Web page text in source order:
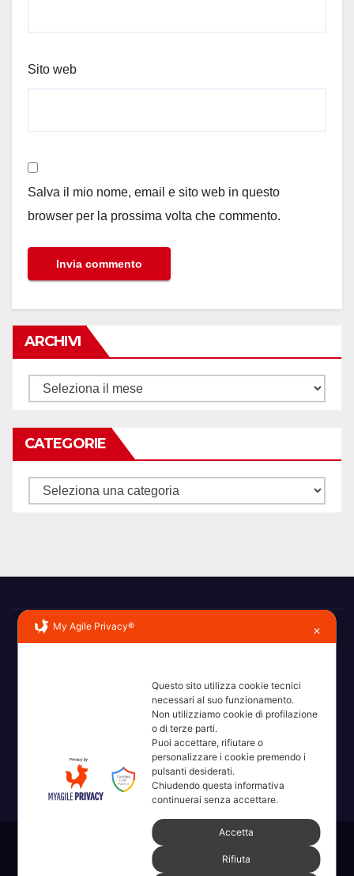
Sito web
Salva il mio nome, email e sito web in questo
browser per la prossima volta che commento.
ARCHIVI
Archivi
CATEGORIE
Categorie
Erba, Brianza, Lario: raccontate con la serietà di chi non
ricorda la domanda.
Sviluppato con orgoglio da WordPress
Tema: News Way di
Themeansar
My Agile Privacy® ✕
Questo sito utilizza cookie tecnici
necessari al suo funzionamento.
Non utilizziamo cookie di profilazione
o di terze parti.
Puoi accettare, rifiutare o
personalizzare i cookie premendo i
pulsanti desiderati.
Chiudendo questa informativa
continuerai senza accettare.
Accetta
Rifiuta